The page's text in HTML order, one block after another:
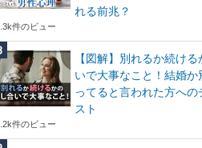
れる前兆？
件のビュー
【図解】別れるか続け
いで大事なこと！結婚か
ってると言われた方への
スト
件のビュー